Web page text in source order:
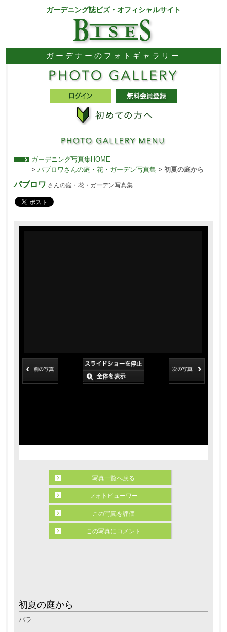
ガーデニング誌ビズ・オフィシャルサイト
ガーデナーのフォトギャラリー
ガーデニング写真集HOME
> パブロワさんの庭・花・ガーデン写真集> 初夏の庭から
パブロワ さんの庭・花・ガーデン写真集
初夏の庭から
バラ
写真一覧へ戻る
フォトビューワー
この写真を評価
この写真にコメント